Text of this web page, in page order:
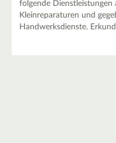
folgende Dienstleistungen
Kleinreparaturen und
Handwerksdienste.